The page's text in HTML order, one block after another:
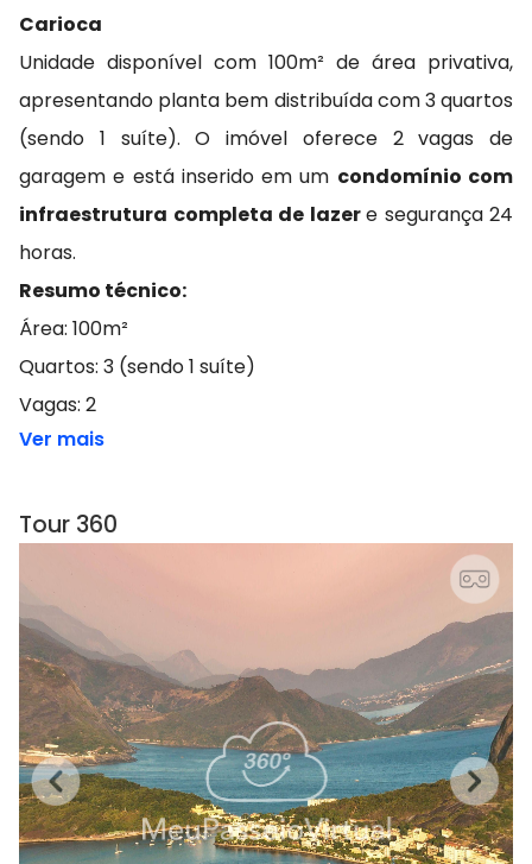
Carioca
Unidade disponível com 100m² de área privativa,
apresentando planta bem distribuída com 3 quartos
(sendo 1 suíte). O imóvel oferece 2 vagas de
garagem e está inserido em um condomínio com
infraestrutura completa de lazere segurança 24
horas.
Resumo técnico:
Área: 100m²
Quartos: 3 (sendo 1 suíte)
Vagas: 2
Ver mais
Tour 360